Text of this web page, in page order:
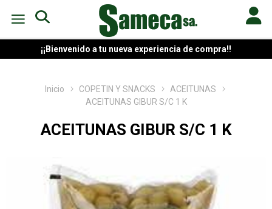
¡¡Bienvenido a tu nueva experiencia de compra!!
Inicio COPETIN Y SNACKS
ACEITUNAS
ACEITUNAS GIBUR S/C 1 K
ACEITUNAS GIBUR S/C 1 K